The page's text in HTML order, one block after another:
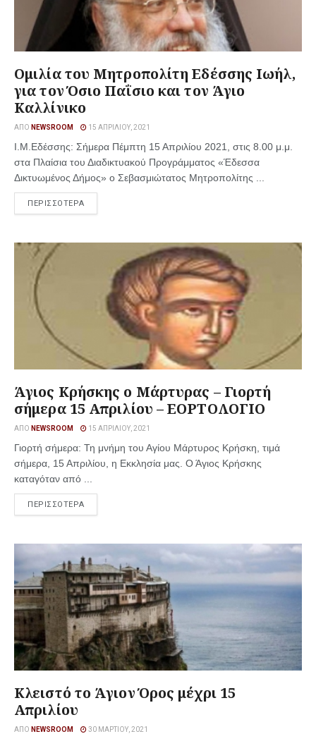
Ομιλία του Μητροπολίτη Εδέσσης Ιωήλ,
για τον Όσιο Παΐσιο και τον Άγιο
Καλλίνικο
ΑΠΌ NEWSROOM 15 ΑΠΡΙΛΊΟΥ, 2021
Ι.Μ.Εδέσσης: Σήμερα Πέμπτη 15 Απριλίου 2021, στις 8.00 μ.μ.
στα Πλαίσια του Διαδικτυακού Προγράμματος «Έδεσσα
Δικτυωμένος Δήμος» ο Σεβασμιώτατος Μητροπολίτης ...
ΠΕΡΙΣΣΟΤΕΡΑ
Άγιος Κρήσκης ο Μάρτυρας – Γιορτή
σήμερα 15 Απριλίου – ΕΟΡΤΟΛΟΓΙΟ
ΑΠΌ NEWSROOM 15 ΑΠΡΙΛΊΟΥ, 2021
Γιορτή σήμερα: Τη μνήμη του Αγίου Μάρτυρος Κρήσκη, τιμά
σήμερα, 15 Απριλίου, η Εκκλησία μας. Ο Άγιος Κρήσκης
καταγόταν από ...
ΠΕΡΙΣΣΟΤΕΡΑ
Κλειστό το Άγιον Όρος μέχρι 15
Απριλίου
ΑΠΌ NEWSROOM 30 ΜΑΡΤΊΟΥ, 2021